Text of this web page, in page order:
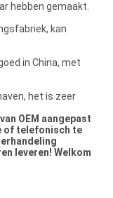
hebben gemaakt.
kan
in China, met
het is zeer
OEM aangepast
of telefonisch te
leveren! Welkom